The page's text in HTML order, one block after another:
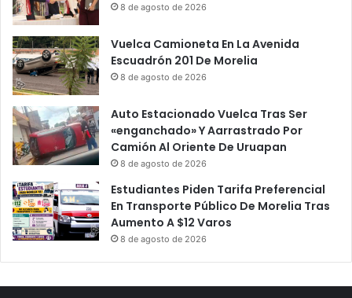
8 de agosto de 2026
Vuelca Camioneta En La Avenida
Escuadrón 201 De Morelia
8 de agosto de 2026
Auto Estacionado Vuelca Tras Ser
«enganchado» Y Aarrastrado Por
Camión Al Oriente De Uruapan
8 de agosto de 2026
Estudiantes Piden Tarifa Preferencial
En Transporte Público De Morelia Tras
Aumento A $12 Varos
8 de agosto de 2026